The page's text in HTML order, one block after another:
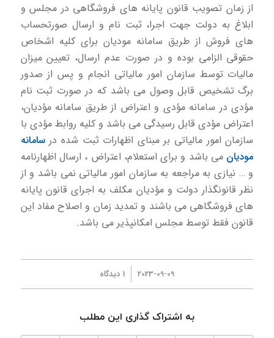
از زمان تصویب قانون پایانه های فروشگاهی در مجلس و
ابلاغ به دولت جهت اجرا، ثبت نام و ارسال صورتحساب
های فروش از طریق سامانه مودیان برای كلیه اشخاص
حقوقی الزامی بوده و در صورت عدم ارسال، تعیین میزان
مالیات توسط سازمان امور مالیاتی انجام و پس از صدور
برگ تشخیص قابل وصول می باشد كه در صورت ثبت نام
مؤدی در سامانه مؤدی و اعتراض از طریق سامانه مؤدیان،
اعتراض مؤدی قابل رسیدگی می باشد و كلیه روابط مؤدی با
سازمان امور مالیاتی بر مبنای اظهارات ثبت شده درسامانه
مودیان می باشد و برای استعلام، اعتراض ، ارسال اظهارنامه
و … نیازی به مراجعه به سازمان امور مالیاتی نمی باشد و از
نظر قانونگذار دولت و مؤدیان مکلف به اجرای قانون پایانه
های فروشگاهی می باشند و تمدید زمان و اصلاح مفاد این
قانون فقط توسط مجلس امکانپذیر می باشد.
2023-09-09
/ 1 دیدگاه
به اشتراک گذاری این مطلب